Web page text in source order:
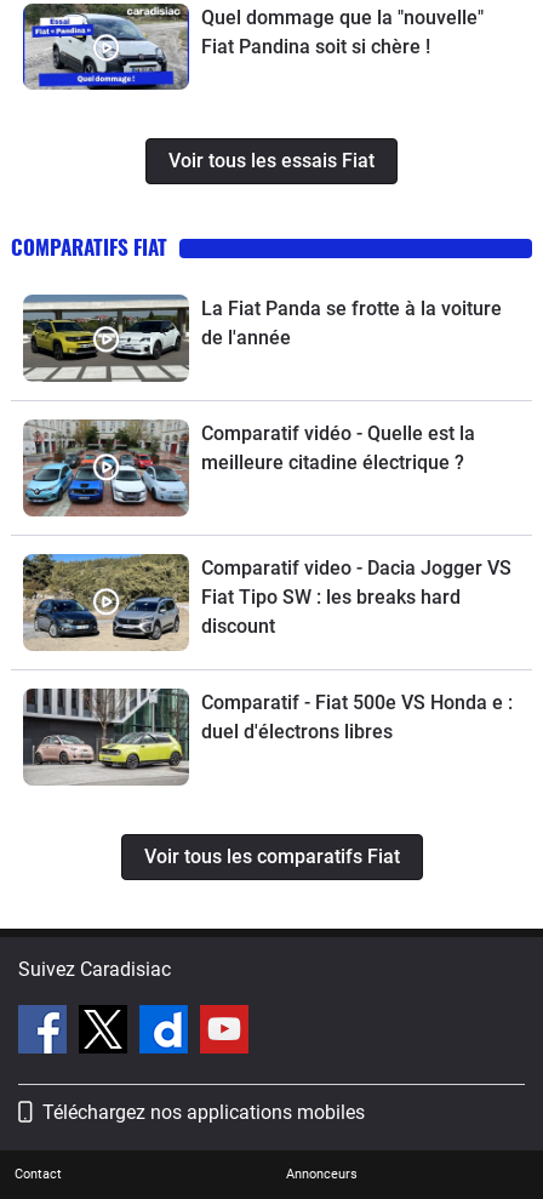
Quel dommage que la "nouvelle"
Fiat Pandina soit si chère !
Voir tous les essais Fiat
COMPARATIFS FIAT
La Fiat Panda se frotte à la voiture
de l'année
Comparatif vidéo - Quelle est la
meilleure citadine électrique ?
Comparatif video - Dacia Jogger VS
Fiat Tipo SW : les breaks hard
discount
Comparatif - Fiat 500e VS Honda e :
duel d'électrons libres
Voir tous les comparatifs Fiat
Suivez Caradisiac
Téléchargez nos applications mobiles
Contact Annonceurs